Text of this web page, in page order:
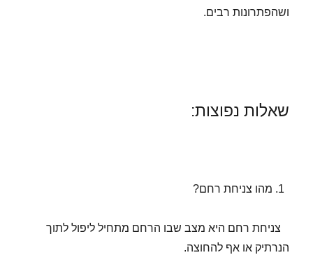
ושהפתרונות רבים.
שאלות נפוצות:
מהו צניחת רחם?
צניחת רחם היא מצב שבו הרחם מתחיל ליפול לתוך
הנרתיק או אף להחוצה.